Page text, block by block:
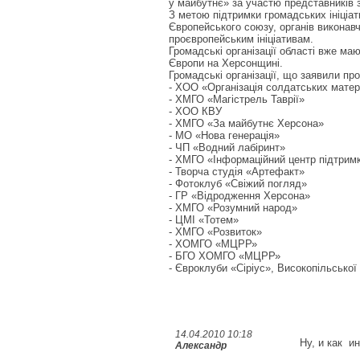
у майбутнє» за участю представників
З метою підтримки громадських
Європейського союзу, органів
проєвропейським ініціативам.
Громадські організації області вже
Європи на Херсонщині.
Громадські організації, що заявили
- ХОО «Організація солдатських
- ХМГО «Магістрель Таврії»
- ХОО КВУ
- ХМГО «За майбутнє Херсона»
- МО «Нова генерація»
- ЧП «Водний лабіринт»
- ХМГО «Інформаційний центр
- Творча студія «Артефакт»
- Фотоклуб «Свіжий погляд»
- ГР «Відродження Херсона»
- ХМГО «Розумний народ»
- ЦМІ «Тотем»
- ХМГО «Розвиток»
- ХОМГО «МЦРР»
- БГО ХОМГО «МЦРР»
- Євроклуби «Сіріус»,
14.04.2010 10:18
Александр
Ну, и как